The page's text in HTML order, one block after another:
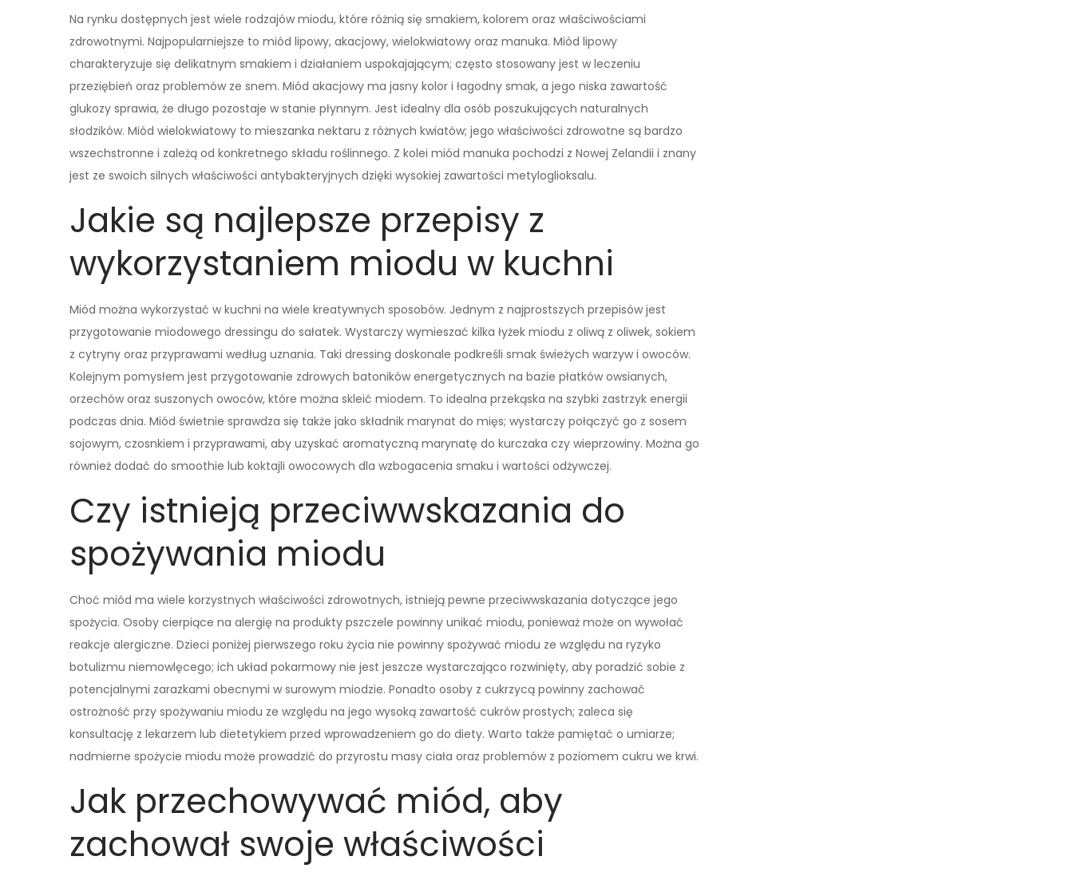
Na rynku dostępnych jest wiele rodzajów miodu, które różnią się smakiem, kolorem oraz właściwościami
zdrowotnymi. Najpopularniejsze to miód lipowy, akacjowy, wielokwiatowy oraz manuka. Miód lipowy
charakteryzuje się delikatnym smakiem i działaniem uspokajającym; często stosowany jest w leczeniu
przeziębień oraz problemów ze snem. Miód akacjowy ma jasny kolor i łagodny smak, a jego niska zawartość
glukozy sprawia, że długo pozostaje w stanie płynnym. Jest idealny dla osób poszukujących naturalnych
słodzików. Miód wielokwiatowy to mieszanka nektaru z różnych kwiatów; jego właściwości zdrowotne są bardzo
wszechstronne i zależą od konkretnego składu roślinnego. Z kolei miód manuka pochodzi z Nowej Zelandii i znany
jest ze swoich silnych właściwości antybakteryjnych dzięki wysokiej zawartości metyloglioksalu.
Jakie są najlepsze przepisy z
wykorzystaniem miodu w kuchni
Miód można wykorzystać w kuchni na wiele kreatywnych sposobów. Jednym z najprostszych przepisów jest
przygotowanie miodowego dressingu do sałatek. Wystarczy wymieszać kilka łyżek miodu z oliwą z oliwek, sokiem
z cytryny oraz przyprawami według uznania. Taki dressing doskonale podkreśli smak świeżych warzyw i owoców.
Kolejnym pomysłem jest przygotowanie zdrowych batoników energetycznych na bazie płatków owsianych,
orzechów oraz suszonych owoców, które można skleić miodem. To idealna przekąska na szybki zastrzyk energii
podczas dnia. Miód świetnie sprawdza się także jako składnik marynat do mięs; wystarczy połączyć go z sosem
sojowym, czosnkiem i przyprawami, aby uzyskać aromatyczną marynatę do kurczaka czy wieprzowiny. Można go
również dodać do smoothie lub koktajli owocowych dla wzbogacenia smaku i wartości odżywczej.
Czy istnieją przeciwwskazania do
spożywania miodu
Choć miód ma wiele korzystnych właściwości zdrowotnych, istnieją pewne przeciwwskazania dotyczące jego
spożycia. Osoby cierpiące na alergię na produkty pszczele powinny unikać miodu, ponieważ może on wywołać
reakcje alergiczne. Dzieci poniżej pierwszego roku życia nie powinny spożywać miodu ze względu na ryzyko
botulizmu niemowlęcego; ich układ pokarmowy nie jest jeszcze wystarczająco rozwinięty, aby poradzić sobie z
potencjalnymi zarazkami obecnymi w surowym miodzie. Ponadto osoby z cukrzycą powinny zachować
ostrożność przy spożywaniu miodu ze względu na jego wysoką zawartość cukrów prostych; zaleca się
konsultację z lekarzem lub dietetykiem przed wprowadzeniem go do diety. Warto także pamiętać o umiarze;
nadmierne spożycie miodu może prowadzić do przyrostu masy ciała oraz problemów z poziomem cukru we krwi.
Jak przechowywać miód, aby
zachował swoje właściwości